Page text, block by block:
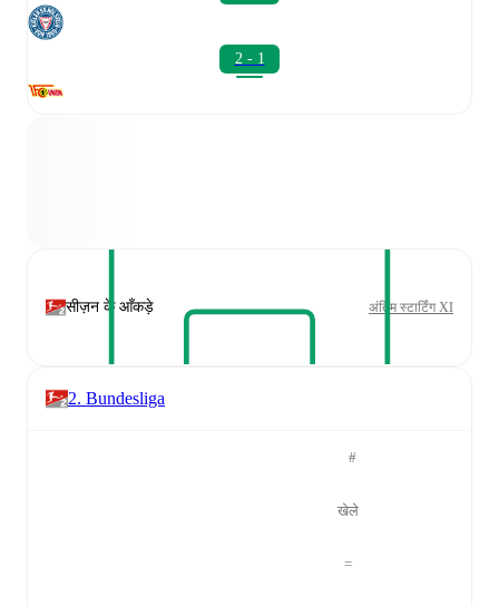
2 - 1
सीज़न के आँकड़े अंतिम स्टार्टिंग XI
2. Bundesliga
#
खेले
=